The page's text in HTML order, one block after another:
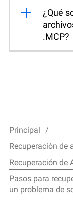
¿Qué
.MCP?
Principal
Recuperación de
Recuperación de
Pasos para
un problema de